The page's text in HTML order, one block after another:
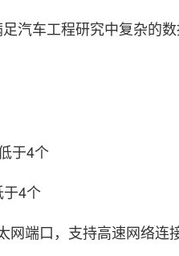
汽车工程研究中复杂的数
于4个
4个
网端口，支持高速网络连